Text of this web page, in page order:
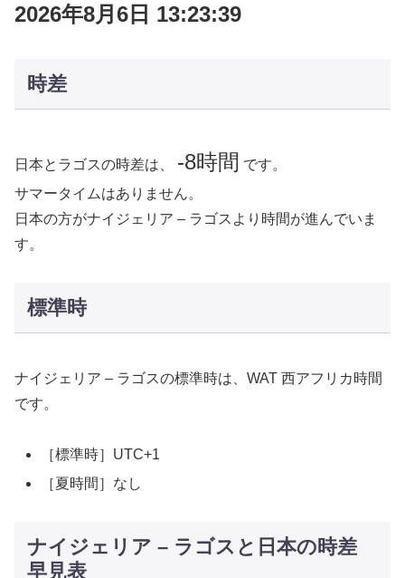
2026年8月6日 13:23:40
時差
日本とラゴスの時差は、 -8時間 です。
サマータイムはありません。
日本の方がナイジェリア – ラゴスより時間が進んでいま
す。
標準時
ナイジェリア – ラゴスの標準時は、WAT 西アフリカ時間
です。
［標準時］UTC+1
［夏時間］なし
ナイジェリア – ラゴスと日本の時差
早見表